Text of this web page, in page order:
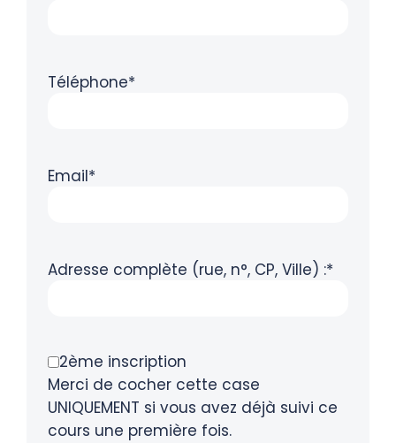
Téléphone*
Email*
Adresse complète (rue, n°, CP, Ville) :*
2ème inscription
Merci de cocher cette case
UNIQUEMENT si vous avez déjà suivi ce
cours une première fois.